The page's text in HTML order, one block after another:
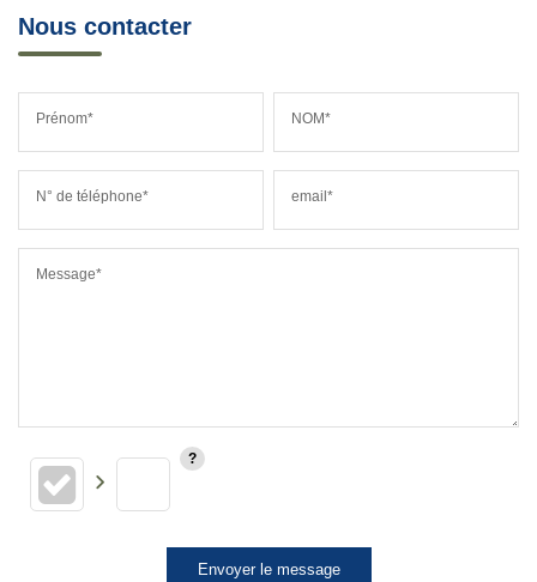
Nous contacter
Prénom* NOM*
N° de téléphone* email*
Message*
Envoyer le message